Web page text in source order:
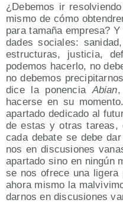
¿Debe­mos ir
mis­mo de cómo
para tama­ña empre­sa?
da­des socia­les:
es­truc­tu­ras, jus­ti­cia,
pode­mos hacer­lo, no
no debe­mos
dice la ponen­cia Abian
hacer­se en su
apar­ta­do dedi­ca­do al
de estas y otras
cada deba­te se debe
nos en dis­cu­sio­nes
apar­ta­do sino en nin­gún
se nos ofre­ce una
aho­ra mis­mo la
dar­nos en dis­cu­sio­nes